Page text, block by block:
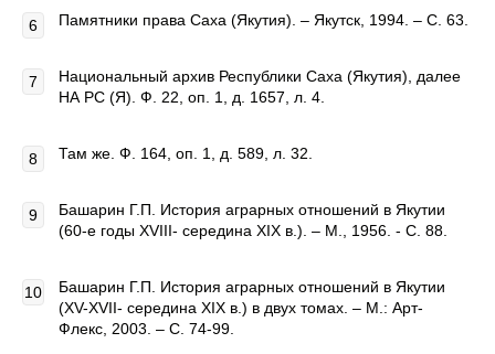
Памятники права Саха (Якутия). – Якутск, 1994. – С. 63.
Национальный архив Республики Саха (Якутия), далее
НА РС (Я). Ф. 22, оп. 1, д. 1657, л. 4.
Там же. Ф. 164, оп. 1, д. 589, л. 32.
Башарин Г.П. История аграрных отношений в Якутии
(60-е годы ХVIII- середина ХIХ в.). – М., 1956. - С. 88.
Башарин Г.П. История аграрных отношений в Якутии
(ХV-ХVII- середина ХIХ в.) в двух томах. – М.: Арт-
Флекс, 2003. – С. 74-99.